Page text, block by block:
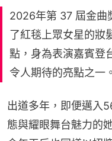
2026年第 37 屆金曲
了紅毯上眾女星的妝
點，身為表演嘉賓登
令人期待的亮點之一。
出道多年，即便邁入
態與耀眼舞台魅力的